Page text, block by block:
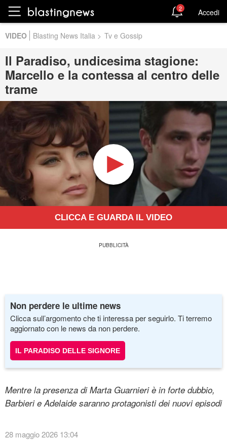
VIDEO Blasting News Italia > Tv e Gossip
Il Paradiso, undicesima stagione:
Marcello e la contessa al centro delle
trame
CLICCA E GUARDA IL VIDEO
Non perdere le ultime news
Clicca sull’argomento che ti interessa per seguirlo. Ti terremo
aggiornato con le news da non perdere.
IL PARADISO DELLE SIGNORE
Mentre la presenza di Marta Guarnieri è in forte dubbio,
Barbieri e Adelaide saranno protagonisti dei nuovi episodi
28 maggio 2026 13:04
2 Accedi